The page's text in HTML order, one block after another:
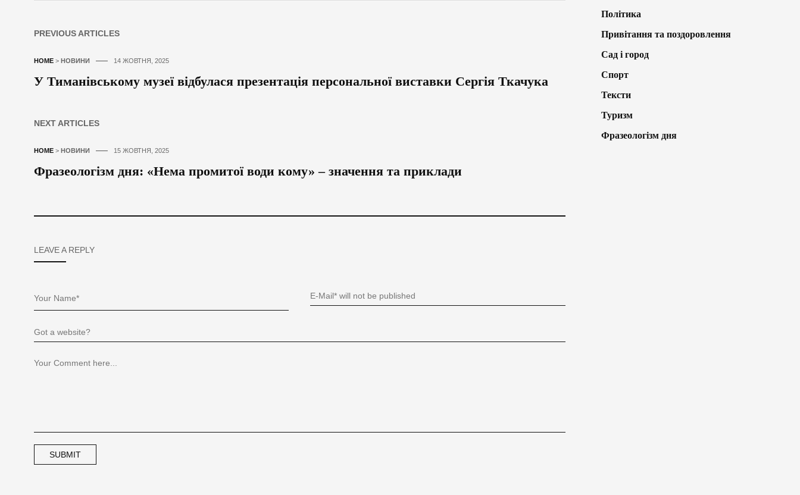
PREVIOUS ARTICLES
HOME > НОВИНИ 14 ЖОВТНЯ, 2025
У Тиманівському музеї відбулася презентація персональної виставки Сергія Ткачука
NEXT ARTICLES
HOME > НОВИНИ 15 ЖОВТНЯ, 2025
Фразеологізм дня: «Нема промитої води кому» – значення та приклади
LEAVE A REPLY
Політика
Привітання та поздоровлення
Сад і город
Спорт
Тексти
Туризм
Фразеологізм дня